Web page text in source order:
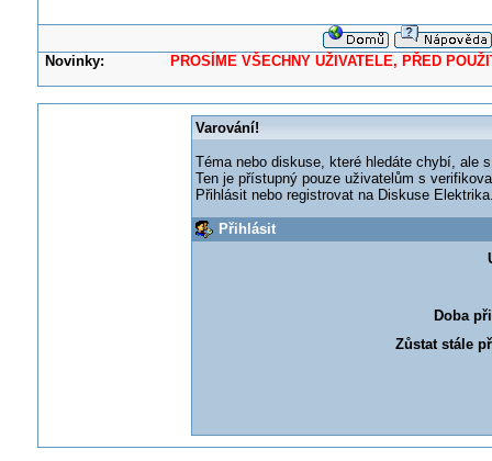
Novinky: PROSÍME VŠECHNY UŽIVATELE, PŘED
Varování!
Téma nebo diskuse, které hledáte chybí, ale
Ten je přístupný pouze uživatelům s
Přihlásit nebo registrovat na Diskuse
Přihlásit
Doba
Zůstat stále